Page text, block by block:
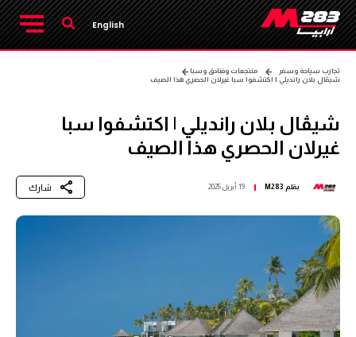
English
تجارب سياحة وسفر
منتجعات وفنادق وسبا
شيڤال بلان رانديلي | اكتشفوا سبا غيرلان الحصري هذا الصيف‎
شيڤال بلان رانديلي | اكتشفوا سبا
غيرلان الحصري هذا الصيف‎
بقلم M283 19 أبريل 2025 شارك